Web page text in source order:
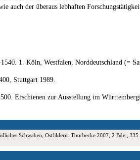
auch der überaus lebhaften
1. Köln, Westfalen, Norddeutschland (=
Stuttgart 1989.
Erschienen zur Ausstellung im
Schwaben, Ostfildern: Thorbecke 2007, 2 Bde.,